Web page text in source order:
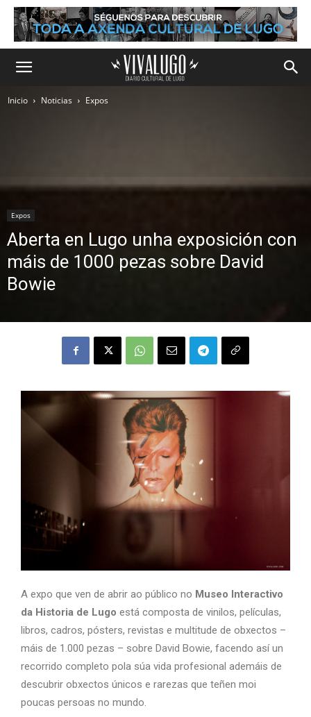
Inicio Noticias Expos
Expos
Aberta en Lugo unha exposición con
máis de 1000 pezas sobre David
Bowie
A expo que ven de abrir ao público no Museo Interactivo
da Historia de Lugo está composta de vinilos, películas,
libros, cadros, pósters, revistas e multitude de obxectos –
máis de 1.000 pezas – sobre David Bowie, facendo así un
recorrido completo pola súa vida profesional ademáis de
descubrir obxectos únicos e rarezas que teñen moi
poucas persoas no mundo.